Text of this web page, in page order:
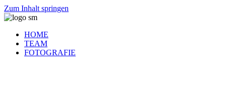
Zum Inhalt springen
HOME
TEAM
FOTOGRAFIE